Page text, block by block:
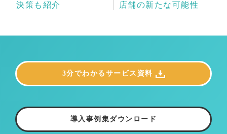
決策も紹介
店舗の新たな可能性
3分でわかるサービス資料
導入事例集ダウンロード